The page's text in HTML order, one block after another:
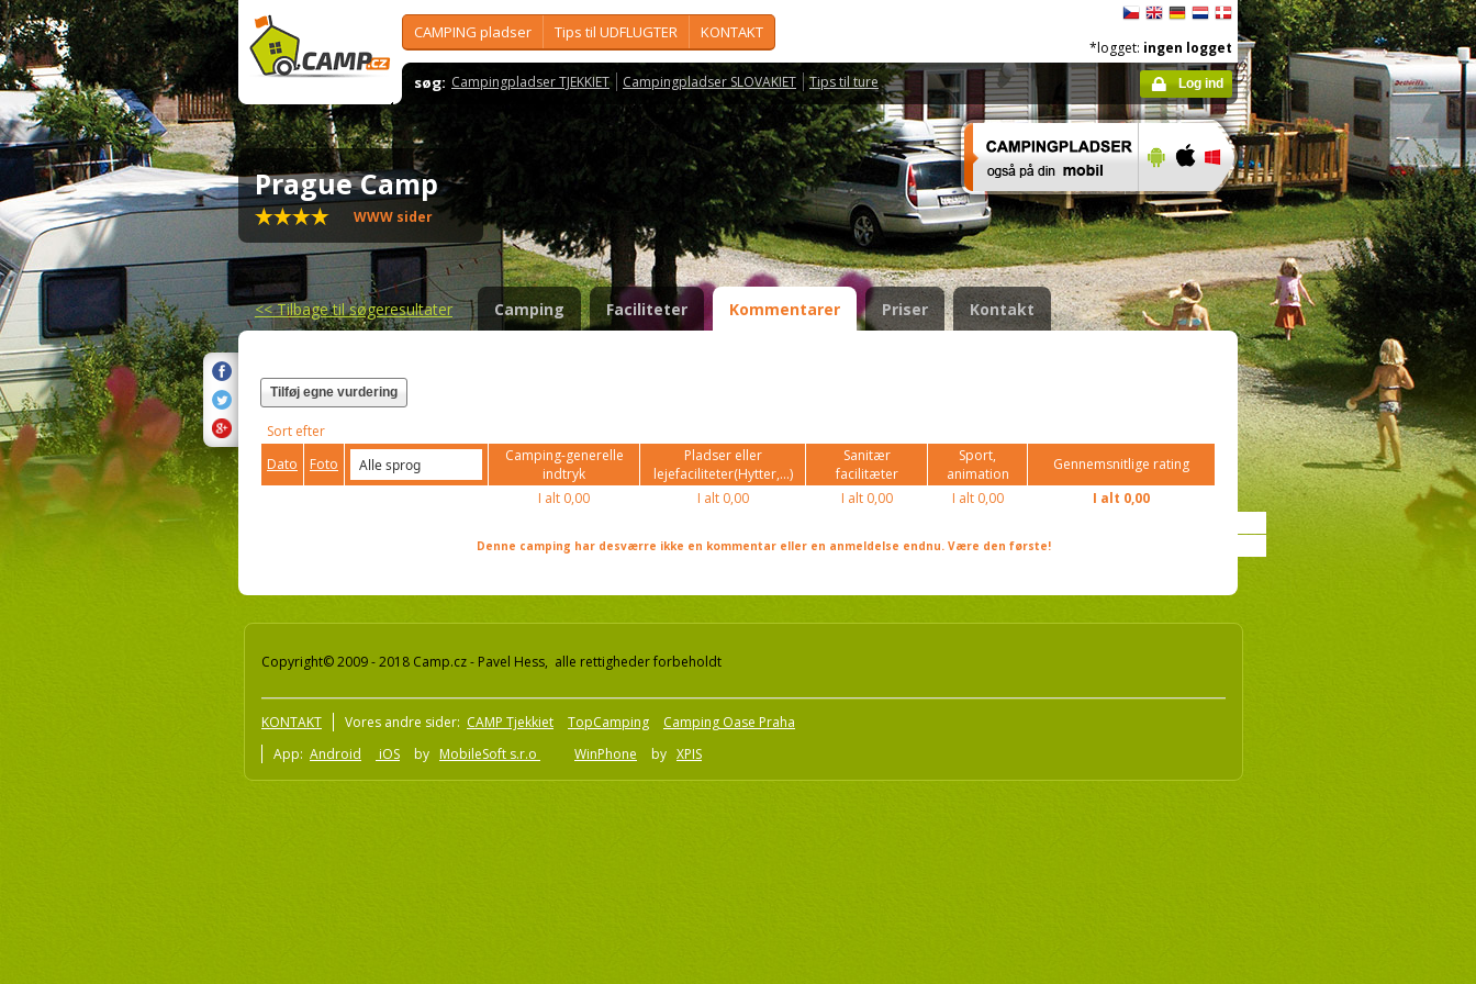
CAMPING pladser Tips til UDFLUGTER KONTAKT
søg: Campingpladser TJEKKIET Campingpladser SLOVAKIET Tips til ture
*logget: ingen logget
Log ind
Prague Camp
WWW sider
<<Tilbage til søgeresultater Camping Faciliteter Kommentarer Priser Kontakt
Tilføj egne vurdering
Sort efter
Dato
Foto
Camping-generelle
indtryk
Pladser eller
lejefaciliteter(Hytter,...)
Sanitær
facilitæter
Sport,
animation
Gennemsnitlige rating
I alt 0,00 I alt0,00 I alt0,00 I alt0,00 I alt 0,00
Denne camping har desværre ikke en kommentar eller en anmeldelse endnu. Være den første!
Copyright© 2009 - 2018 Camp.cz - Pavel Hess, alle rettigheder forbeholdt
KONTAKT Vores andre sider: CAMP Tjekkiet TopCamping
Camping Oase Praha
App: Android iOS by MobileSoft s.r.o WinPhone by XPIS